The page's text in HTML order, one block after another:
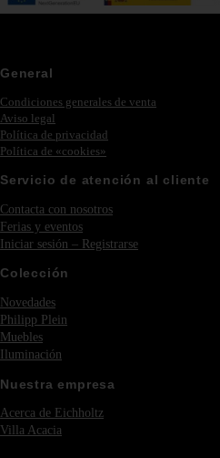
General
Condiciones generales de venta
Aviso legal
Política de privacidad
Política de «cookies»
Servicio de atención al cliente
Contacta con nosotros
Ferias y eventos
Iniciar sesión – Registrarse
Colección
Novedades
Philipp Plein
Muebles
Iluminación
Nuestra empresa
Acerca de Eichholtz
Villa Acacia